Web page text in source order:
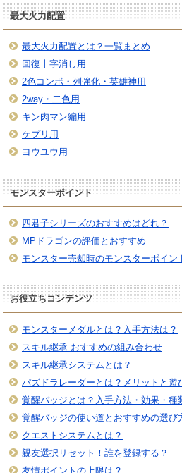
最大火力配置
最大火力配置とは？一覧まとめ
回復十字消し用
2色コンボ・列強化・英雄神用
2way・二色用
キン肉マン編用
ケプリ用
ヨウユウ用
モンスターポイント
四君子シリーズのおすすめはどれ？
MPドラゴンの評価とおすすめ
モンスター売却時のモンスターポイン
お役立ちコンテンツ
モンスターメダルとは？入手方法は？
スキル継承 おすすめの組み合わせ
スキル継承システムとは？
パズドラレーダーとは？メリットと遊
覚醒バッジとは？入手方法・効果・種
覚醒バッジの使い道とおすすめの選び
クエストシステムとは？
親友選択リセット！誰を登録する？
友情ポイントの上限は？